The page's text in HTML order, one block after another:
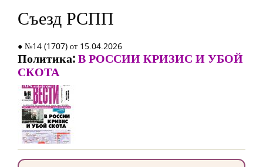
Съезд РСПП
● №14 (1707) от 15.04.2026
Политика:В РОССИИ КРИЗИС И УБОЙ
СКОТА